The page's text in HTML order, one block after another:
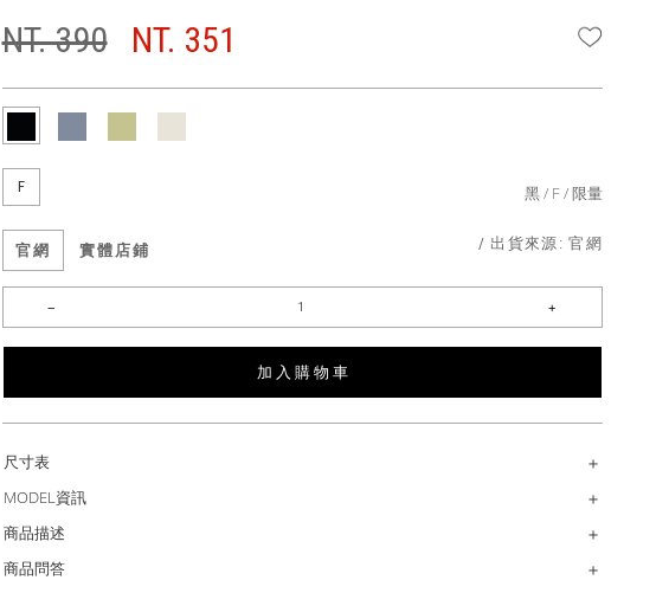
NT. 390 NT. 351
F 黑 F 限量
官網 實體店鋪 / 出貨來源:官網
加 入 購 物 車
尺寸表
MODEL資訊
商品描述
商品問答